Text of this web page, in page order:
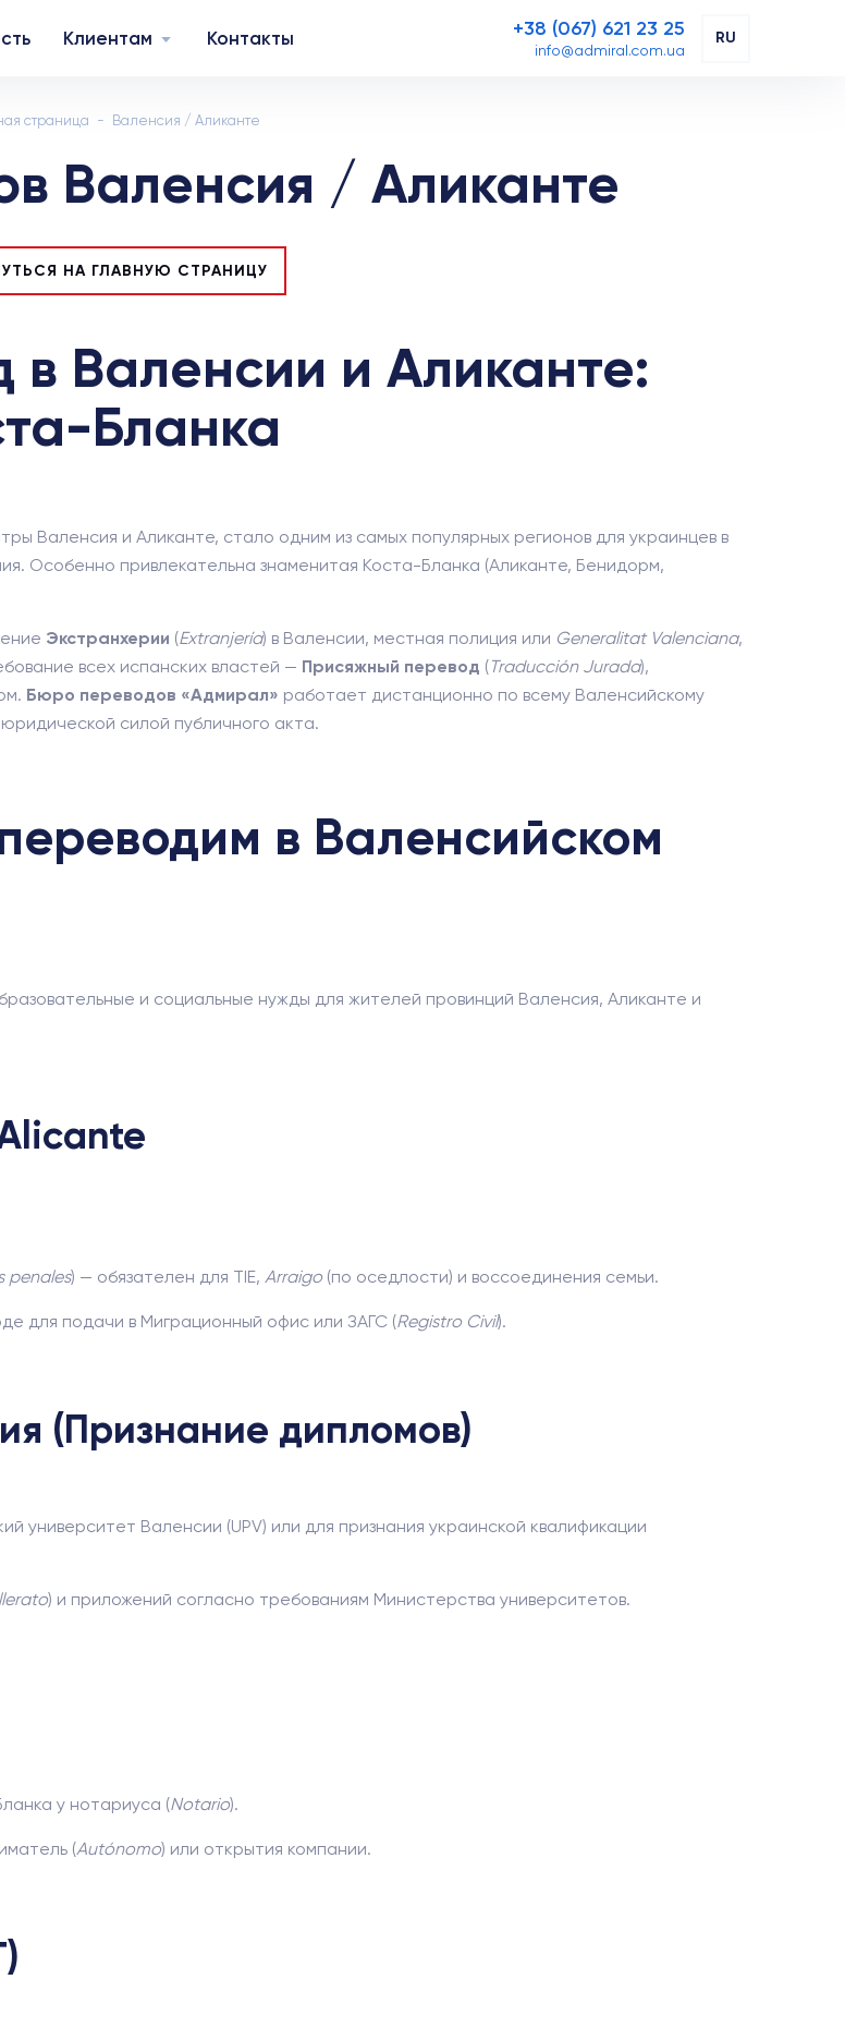
Клиентам Контакты +38 (067) 621 23 25
info@admiral.com.ua
RU
страница Валенсия / Аликанте
Валенсия / Аликанте
НА ГЛАВНУЮ СТРАНИЦУ
Валенсии и Аликанте:
Бланка
Валенсия и Аликанте, стало одним из самых популярных регионов для украинцев в
Особенно привлекательна знаменитая Коста-Бланка (Аликанте, Бенидорм,
Экстранхерии (Extranjería) в Валенсии, местная полиция или Generalitat Valenciana,
всех испанских властей — Присяжный перевод (Traducción Jurada),
Бюро переводов «Адмирал» работает дистанционно по всему Валенсийскому
силой публичного акта.
в Валенсийском
и социальные нужды для жителей провинций Валенсия, Аликанте и
penales) — обязателен для TIE, Arraigo (по оседлости) и воссоединения семьи.
для подачи в Миграционный офис или ЗАГС (Registro Civil).
(Признание дипломов)
университет Валенсии (UPV) или для признания украинской квалификации
) и приложений согласно требованиям Министерства университетов.
у нотариуса (Notario).
(Autónomo) или открытия компании.